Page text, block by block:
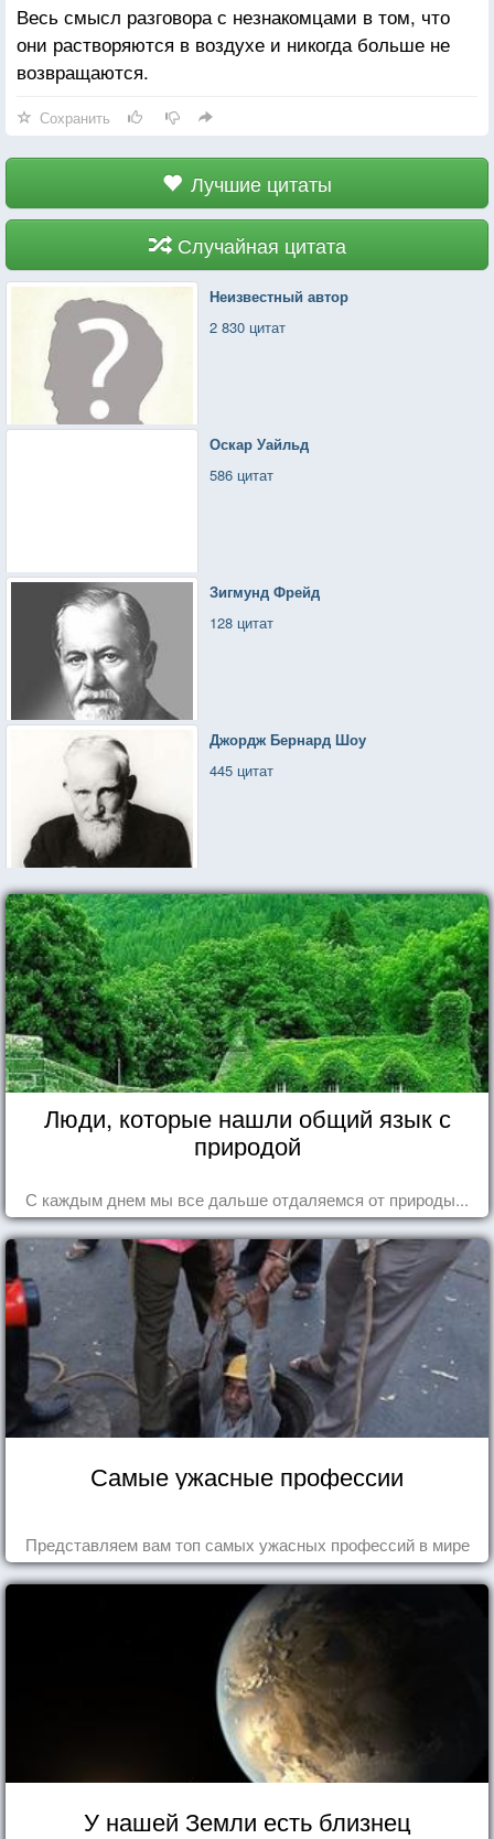
Весь смысл разговора с незнакомцами в том, что
они растворяются в воздухе и никогда больше не
возвращаются.
Сохранить
Лучшие цитаты
Случайная цитата
Неизвестный автор
2 830 цитат
Оскар Уайльд
586 цитат
Зигмунд Фрейд
128 цитат
Джордж Бернард Шоу
445 цитат
Люди, которые нашли общий язык с
природой
С каждым днем мы все дальше отдаляемся от природы...
Самые ужасные профессии
Представляем вам топ самых ужасных профессий в мире
У нашей Земли есть близнец